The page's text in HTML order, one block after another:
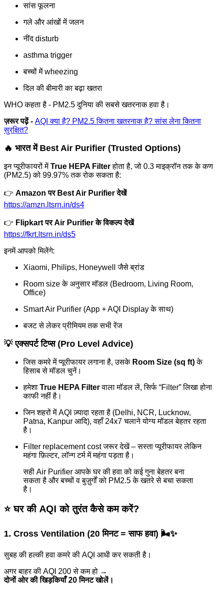
सांस फूलना
गले और आंखों में जलन
नींद disturb
asthma trigger
बच्चों में wheezing
दिल की बीमारी का बढ़ा खतरा
WHO कहता है - PM2.5 दुनिया की सबसे खतरनाक हवा है।
ज़रूर पढ़ें - AQI क्या है? PM2.5 कितना खतरनाक है? सांस लेना कितना
सुरक्षित?
🔥 भारत में Best Air Purifier (Trusted Options)
इन प्यूरीफायरों मेंTrue HEPA Filterहोता है, जो 0.3 माइक्रॉन तक के कण
(PM2.5) को 99.97% तक रोक सकता है:
👉 Amazon पर Best Air Purifier देखें
https://amzn.ltsrn.in/ds4
👉 Flipkart पर Air Purifier के विकल्प देखें
https://fkrt.ltsrn.in/ds5
इनमें आपको मिलेंगे:
Xiaomi, Philips, Honeywell जैसे ब्रांड
Room size के अनुसार मॉडल (Bedroom, Living Room,
Office)
Smart Air Purifier (App + AQI Display के साथ)
बजट से लेकर प्रीमियम तक सभी रेंज
💡 एक्सपर्ट टिप्स (Pro Level Advice)
जिस कमरे में प्यूरीफायर लगाना है, उसके Room Size (sq ft)के
हिसाब से मॉडल चुनें।
हमेशा True HEPA Filterवाला मॉडल लें, सिर्फ “Filter” लिखा होना
काफी नहीं है।
जिन शहरों में AQI ज़्यादा रहता है (Delhi, NCR, Lucknow,
Patna, Kanpur आदि), वहाँ 24x7 चलाने योग्य मॉडल बेहतर रहता
है।
Filter replacement cost जरूर देखें – सस्ता प्यूरीफायर लेकिन
महंगा फ़िल्टर, लॉन्ग टर्म में महंगा पड़ता है।
सही Air Purifier आपके घर की हवा को कई गुना बेहतर बना
सकता है और बच्चों व बुज़ुर्गों को PM2.5 के खतरे से बचा सकता
है।
⭐घर की AQI को तुरंत कैसे कम करें?
1. Cross Ventilation (20 मिनट = साफ हवा) 🌬️✨
सुबह की हल्की हवा कमरे की AQI आधी कर सकती है।
अगर बाहर की AQI 200 से कम हो →
दोनों ओर की खिड़कियाँ 20 मिनट खोलें।